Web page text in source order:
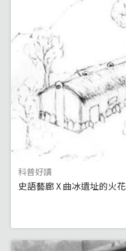
科普好讀
史語藝廊 X 曲冰遺址的火花